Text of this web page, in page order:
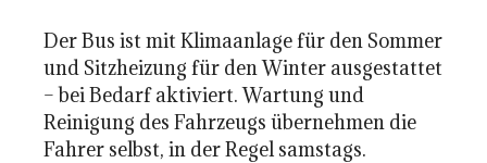
Der Bus ist mit Klimaanlage für den Sommer
und Sitzheizung für den Winter ausgestattet
– bei Bedarf aktiviert. Wartung und
Reinigung des Fahrzeugs übernehmen die
Fahrer selbst, in der Regel samstags.